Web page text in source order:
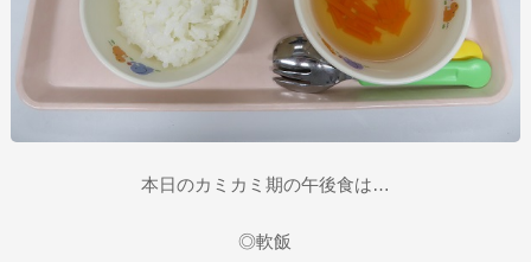
本日のカミカミ期の午後食は…
◎軟飯